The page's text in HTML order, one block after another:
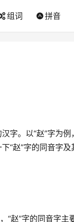
组词 拼音
。以“赵”字为例
“赵”字的同音字及
赵”字的同音字主